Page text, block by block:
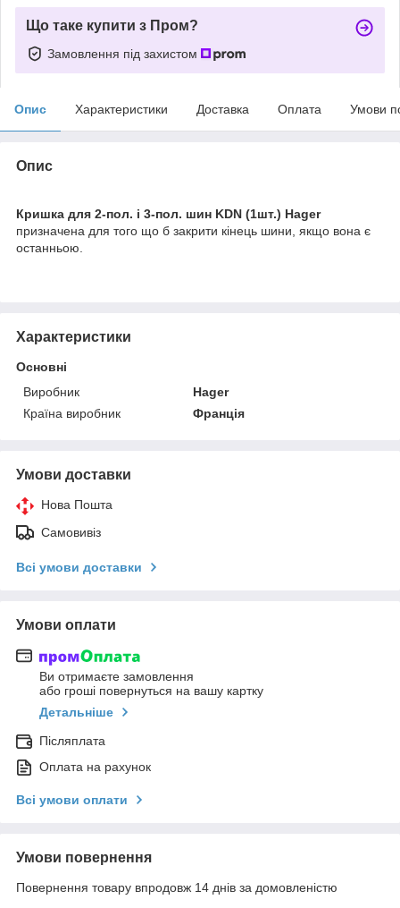
Що таке купити з Пром?
Замовлення під захистом
Опис Характеристики Доставка Оплата Умови
Опис
Кришка для 2-пол. і 3-пол. шин KDN (1шт.) Hager
призначена для того що б закрити кінець шини, якщо вона є
останньою.
Характеристики
Основні
Виробник
Hager
Країна виробник
Франція
Умови доставки
Нова Пошта
Самовивіз
Всі умови доставки
Умови оплати
Ви отримаєте замовлення
або гроші повернуться на вашу картку
Детальніше
Післяплата
Оплата на рахунок
Всі умови оплати
Умови повернення
Повернення товару впродовж 14 днів за домовленістю